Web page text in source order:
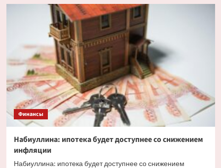
Глава
ЦБ
назвала
факторы,
влияющие
на
курс
рубля
Финансы
Набиуллина: ипотека будет доступнее со снижением
инфляции
Набиуллина: ипотека будет доступнее со снижением